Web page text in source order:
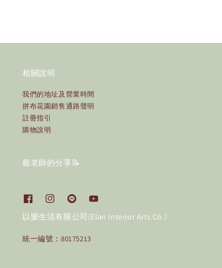
相關說明
我們的地址及營業時間
拼布花園銷售通路聲明
註冊指引
購物說明
龐老師的分享📝
以樂生活有限公司(Elan Interior Arts Co.)
統一編號：80175213